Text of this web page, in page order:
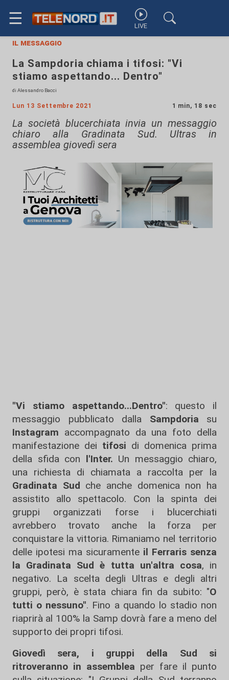
☰ LIVE
il messaggio
La Sampdoria chiama i tifosi: "Vi
stiamo aspettando... Dentro"
di Alessandro Bacci
Lun 13 Settembre 2021 1 min, 18 sec
La società blucerchiata invia un messaggio
chiaro alla Gradinata Sud. Ultras in
assemblea giovedì sera
"Vi stiamo aspettando...Dentro": questo il
messaggio pubblicato dalla Sampdoria su
Instagram accompagnato da una foto della
manifestazione dei tifosi di domenica prima
della sfida con l'Inter. Un messaggio chiaro,
una richiesta di chiamata a raccolta per la
Gradinata Sud che anche domenica non ha
assistito allo spettacolo. Con la spinta dei
gruppi organizzati forse i blucerchiati
avrebbero trovato anche la forza per
conquistare la vittoria. Rimaniamo nel territorio
delle ipotesi ma sicuramente il Ferraris senza
la Gradinata Sud è tutta un'altra cosa, in
negativo. La scelta degli Ultras e degli altri
gruppi, però, è stata chiara fin da subito: "O
tutti o nessuno". Fino a quando lo stadio non
riaprirà al 100% la Samp dovrà fare a meno del
supporto dei propri tifosi.
Giovedì sera, i gruppi della Sud si
ritroveranno in assemblea per fare il punto